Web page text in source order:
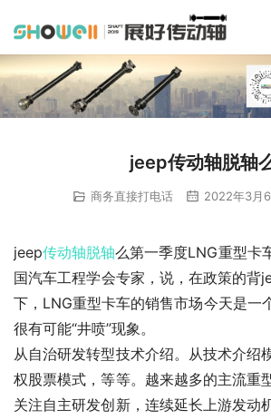
jeep传动轴脱轴
商务直接打电话 2022年3月
jeep传动轴脱轴么第一季度LNG重型卡
国汽车工程学会专家，说，在政策的背
下，LNG重型卡车的销售市场今天是一
很有可能“井喷”现象。
从自治研发转型技术介绍。从技术介绍
权股票模式，等等。越来越多的主流重
关注自主研发创新，连续延长上游发动